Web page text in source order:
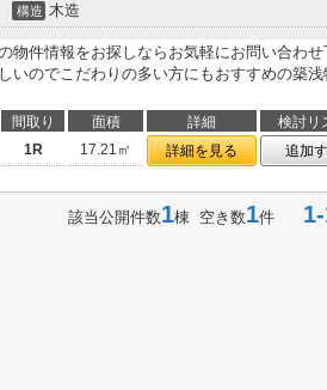
構造 木造
物件情報をお探しならお気軽にお問い合わせ
いのでこだわりの多い方にもおすすめの築
間取り 面積 詳細
検討リ
1R 17.21㎡ 詳細を見る 追加
該当公開件数1棟 空き数1件 1-